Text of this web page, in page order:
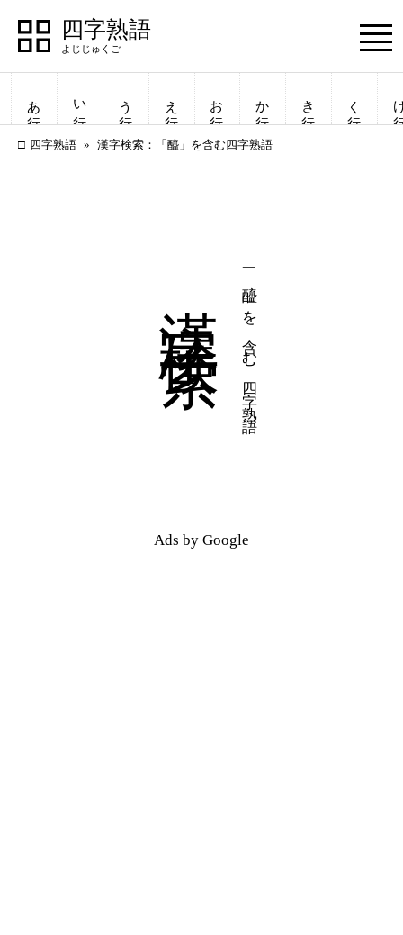
四字熟語
四字熟語
一覧表示
漢字検索
Menu
あ行 い行 う行 え行 お行 か行 き行 く行
四字熟語 漢字検索：「醯」を含む四字熟語
「醯」を含む四字熟語
Ads by Google
四字熟語
一覧表示
漢字検索